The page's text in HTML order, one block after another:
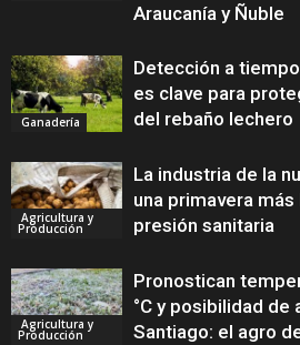
Araucanía y Ñuble
Ganadería
Detección a
es clave para
del rebaño lechero
Agricultura y
Producción
La industria de la
una primavera
presión sanitaria
Agricultura y
Producción
Pronostican
°C y posibilidad de
Santiago: el agro